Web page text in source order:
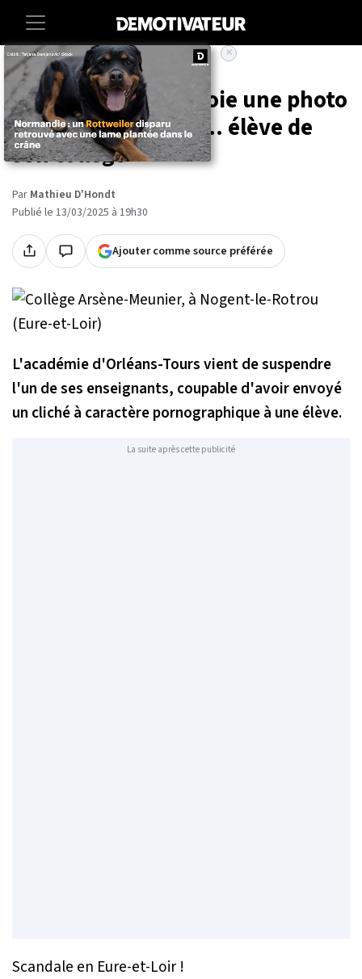
Accueil Societe Lifestyle
Un enseignant envoie une photo
de son pénis à une... élève de
son collège
Par Mathieu D'Hondt
Publié le 13/03/2025 à 19h30
Ajouter comme source préférée
L'académie d'Orléans-Tours vient de suspendre
l'un de ses enseignants, coupable d'avoir envoyé
un cliché à caractère pornographique à une élève.
La suite après cette publicité
Scandale en Eure-et-Loir !
×